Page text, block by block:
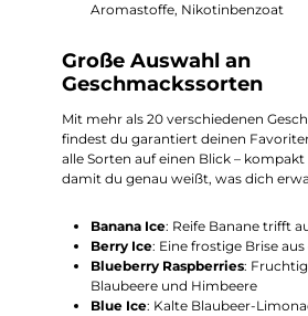
Aromastoffe, Nikotinbenzoat
Große Auswahl an
Geschmackssorten
Mit mehr als 20 verschiedenen
findest du garantiert deinen
alle Sorten auf einen Blick –
damit du genau weißt, was dich
Banana Ice: Reife Banane trifft
Berry Ice: Eine frostige Brise
Blueberry Raspberries:
Blaubeere und Himbeere
Blue Ice: Kalte Blaubeer-